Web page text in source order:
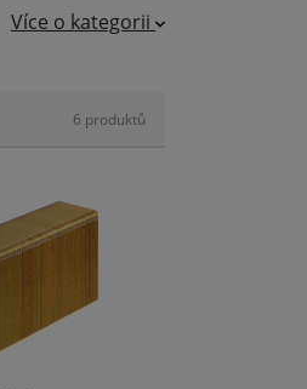
Více o kategorii